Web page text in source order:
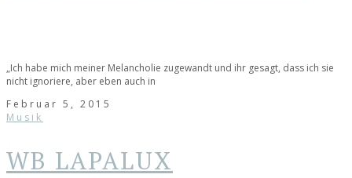
„Ich habe mich meiner Melancholie zugewandt und ihr gesagt, dass ich sie
nicht ignoriere, aber eben auch in
Februar 5, 2015
Musik
WB LAPALUX